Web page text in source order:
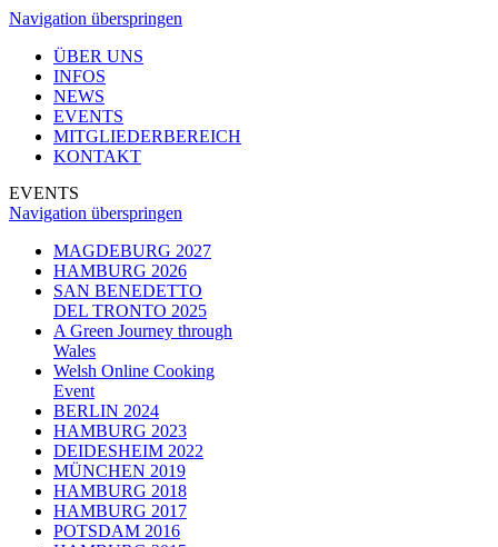
Navigation überspringen
ÜBER UNS
INFOS
NEWS
EVENTS
MITGLIEDERBEREICH
KONTAKT
EVENTS
Navigation überspringen
MAGDEBURG 2027
HAMBURG 2026
SAN BENEDETTO
DEL TRONTO 2025
A Green Journey through
Wales
Welsh Online Cooking
Event
BERLIN 2024
HAMBURG 2023
DEIDESHEIM 2022
MÜNCHEN 2019
HAMBURG 2018
HAMBURG 2017
POTSDAM 2016